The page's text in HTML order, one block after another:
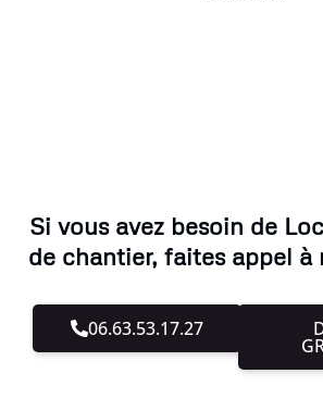
Si vous avez besoin de
de chantier, faites appel à
06.63.53.17.27